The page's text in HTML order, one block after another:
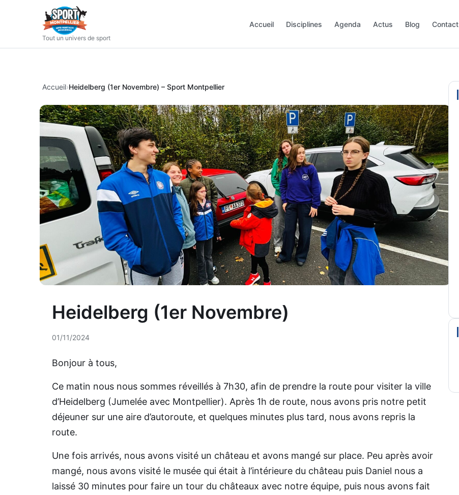
Tout un univers de sport
Accueil Disciplines Agenda Actus Blog Contact
Accueil Heidelberg (1er Novembre) – Sport Montpellier
Heidelberg (1er Novembre)
01/11/2024
Bonjour à tous,
Ce matin nous nous sommes réveillés à 7h30, afin de prendre la route pour visiter la ville
d’Heidelberg (Jumelée avec Montpellier). Après 1h de route, nous avons pris notre petit
déjeuner sur une aire d’autoroute, et quelques minutes plus tard, nous avons repris la
route.
Une fois arrivés, nous avons visité un château et avons mangé sur place. Peu après avoir
mangé, nous avons visité le musée qui était à l’intérieure du château puis Daniel nous a
laissé 30 minutes pour faire un tour du châteaux avec notre équipe, puis nous avons fait